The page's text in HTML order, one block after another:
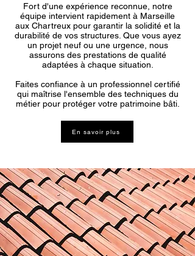
Fort d'une expérience reconnue, notre
équipe intervient rapidement à Marseille
aux Chartreux pour garantir la solidité et la
durabilité de vos structures. Que vous ayez
un projet neuf ou une urgence, nous
assurons des prestations de qualité
adaptées à chaque situation.
Faites confiance à un professionnel certifié
qui maîtrise l'ensemble des techniques du
métier pour protéger votre patrimoine bâti.
En savoir plus